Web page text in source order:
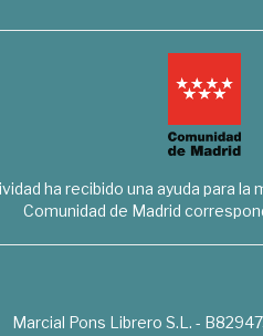
ha recibido una ayuda para la
Comunidad de Madrid
Marcial Pons Librero S.L. -